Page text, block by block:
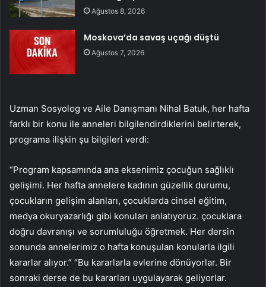
Ağustos 8, 2026
Moskova’da savaş uçağı düştü
Ağustos 7, 2026
Uzman Sosyolog ve Aile Danışmanı Nihal Batuk, her hafta
farklı bir konu ile anneleri bilgilendirdiklerini belirterek,
programa ilişkin şu bilgileri verdi:
“Program kapsamında ana eksenimiz çocuğun sağlıklı
gelişimi. Her hafta annelere kadının güzellik durumu,
çocukların gelişim alanları, çocuklarda cinsel eğitim,
medya okuryazarlığı gibi konuları anlatıyoruz. çocuklara
doğru davranışı ve sorumluluğu öğretmek. Her dersin
sonunda annelerimiz o hafta konuşulan konularla ilgili
kararlar alıyor.” “Bu kararlarla evlerine dönüyorlar. Bir
sonraki derse de bu kararları uygulayarak geliyorlar.